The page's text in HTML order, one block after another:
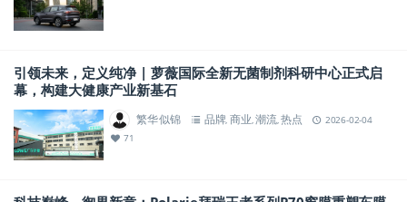
引领未来，定义纯净 | 萝薇国际全新无菌制剂科研中心正式启
幕，构建大健康产业新基石
繁华似锦 品牌, 商业,潮流,热点
2026-02-04
71